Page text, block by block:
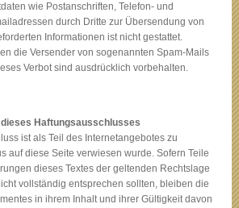
wie Postanschriften, Telefon- und
durch Dritte zur Übersendung von
Informationen ist nicht gestattet.
die Versender von sogenannten Spam-Mails
Verbot sind ausdrücklich vorbehalten.
Haftungsausschlusses
ist als Teil des Internetangebotes zu
auf diese Seite verwiesen wurde. Sofern Teile
dieses Textes der geltenden Rechtslage
vollständig entsprechen sollten, bleiben die
in ihrem Inhalt und ihrer Gültigkeit davon